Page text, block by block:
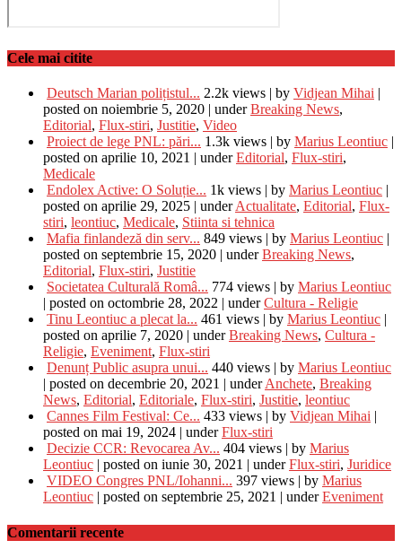
Cele mai citite
Deutsch Marian polițistul... 2.2k views | by Vidjean Mihai |
posted on noiembrie 5, 2020 | underBreaking News,
Editorial, Flux-stiri, Justitie, Video
Proiect de lege PNL: pări... 1.3k views | by Marius Leontiuc |
posted on aprilie 10, 2021 | underEditorial, Flux-stiri,
Medicale
Endolex Active: O Soluție... 1k views | by Marius Leontiuc |
posted on aprilie 29, 2025 | underActualitate, Editorial, Flux-
stiri, leontiuc, Medicale, Stiinta si tehnica
Mafia finlandeză din serv... 849 views | by Marius Leontiuc |
posted on septembrie 15, 2020 | underBreaking News,
Editorial, Flux-stiri, Justitie
Societatea Culturală Româ... 774 views | by Marius Leontiuc
| posted on octombrie 28, 2022 | underCultura - Religie
Tinu Leontiuc a plecat la... 461 views | by Marius Leontiuc |
posted on aprilie 7, 2020 | underBreaking News, Cultura -
Religie, Eveniment, Flux-stiri
Denunț Public asupra unui... 440 views | by Marius Leontiuc
| posted on decembrie 20, 2021 | underAnchete, Breaking
News, Editorial, Editoriale, Flux-stiri, Justitie, leontiuc
Cannes Film Festival: Ce... 433 views | by Vidjean Mihai |
posted on mai 19, 2024 | underFlux-stiri
Decizie CCR: Revocarea Av... 404 views | by Marius
Leontiuc | posted on iunie 30, 2021 | underFlux-stiri, Juridice
VIDEO Congres PNL/Iohanni... 397 views | by Marius
Leontiuc | posted on septembrie 25, 2021 | underEveniment
Comentarii recente